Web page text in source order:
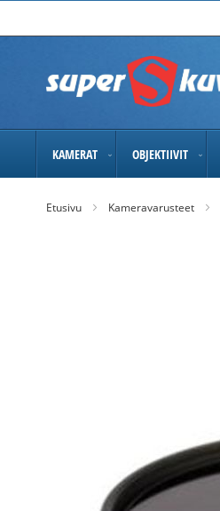
to
KAMERAT OBJEKTIIVIT
Etusivu Kameravarusteet